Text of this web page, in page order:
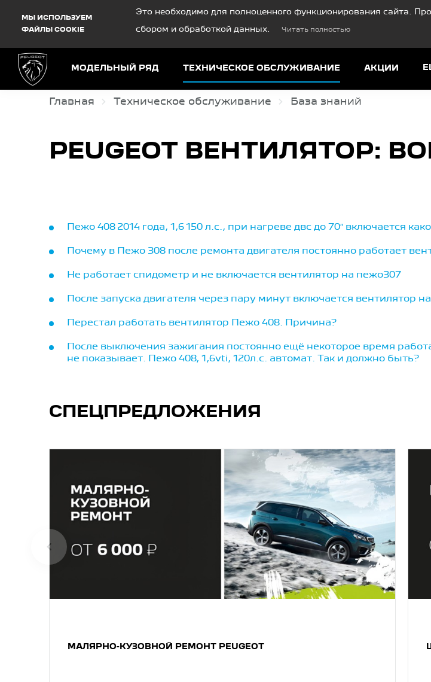
МЫ ИСПОЛЬЗУЕМ
ФАЙЛЫ COOKIE
Это необходимо для полноценного функционирования сайта.
сбором и обработкой данных. Читать полностью
МОДЕЛЬНЫЙ РЯД ТЕХНИЧЕСКОЕ ОБСЛУЖИВАНИЕ АКЦИИ
Главная Техническое обслуживание База знаний
PEUGEOT ВЕНТИЛЯТОР:
Пежо 408 2014 года, 1,6 150 л.с., при нагреве двс до 70″ включается
Почему в Пежо 308 после ремонта двигателя постоянно работает
Не работает спидометр и не включается вентилятор на пежо307
После запуска двигателя через пару минут включается вентилятор
Перестал работать вентилятор Пежо 408. Причина?
После выключения зажигания постоянно ещё некоторое время
не показывает. Пежо 408, 1,6vti, 120л.с. автомат. Так и должно быть?
СПЕЦПРЕДЛОЖЕНИЯ
МАЛЯРНО-КУЗОВНОЙ РЕМОНТ PEUGEOT